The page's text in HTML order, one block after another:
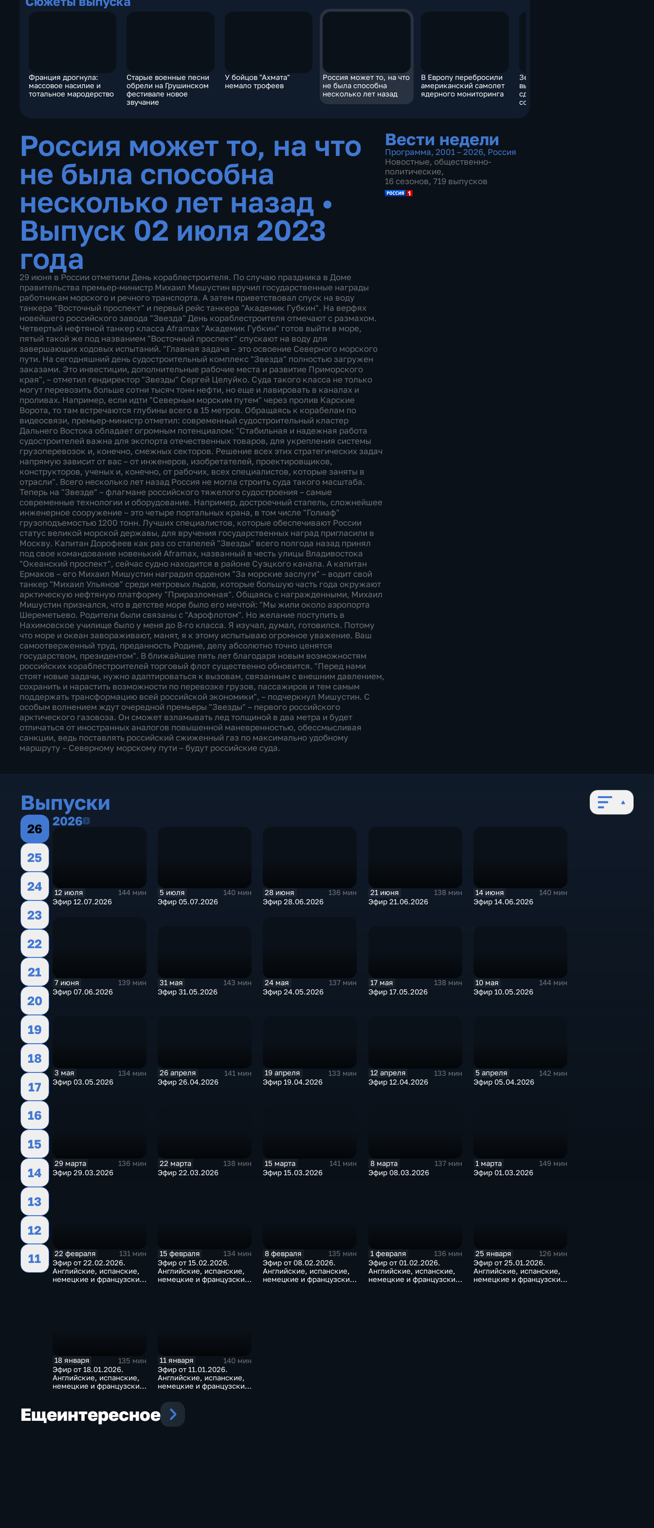
Франция дрогнула:
массовое насилие и
тотальное мародерство
Старые военные песни
обрели на Грушинском
фестивале новое
звучание
У бойцов "Ахмата"
немало трофеев
Россия может то, на что
не была способна
несколько лет назад
В Европу перебросили
американский самолет
ядерного мониторинга
Зеленский
выпрыгивает из штанов,
сдавая самое
сокровенное
Россия может то, на что
не была способна
несколько лет назад •
Выпуск 02 июля 2023
года
29 июня в России отметили День кораблестроителя. По случаю праздника в Доме
правительства премьер-министр Михаил Мишустин вручил государственные награды
работникам морского и речного транспорта. А затем приветствовал спуск на воду
танкера "Восточный проспект" и первый рейс танкера "Академик Губкин". На верфях
новейшего российского завода "Звезда" День кораблестроителя отмечают с размахом.
Четвертый нефтяной танкер класса Aframax "Академик Губкин" готов выйти в море,
пятый такой же под названием "Восточный проспект" спускают на воду для
завершающих ходовых испытаний. "Главная задача – это освоение Северного морского
пути. На сегодняшний день судостроительный комплекс "Звезда" полностью загружен
заказами. Это инвестиции, дополнительные рабочие места и развитие Приморского
края", – отметил гендиректор "Звезды" Сергей Целуйко. Суда такого класса не только
могут перевозить больше сотни тысяч тонн нефти, но еще и лавировать в каналах и
проливах. Например, если идти "Северным морским путем" через пролив Карские
Ворота, то там встречаются глубины всего в 15 метров. Обращаясь к корабелам по
видеосвязи, премьер-министр отметил: современный судостроительный кластер
Дальнего Востока обладает огромным потенциалом: "Стабильная и надежная работа
судостроителей важна для экспорта отечественных товаров, для укрепления системы
грузоперевозок и, конечно, смежных секторов. Решение всех этих стратегических задач
напрямую зависит от вас – от инженеров, изобретателей, проектировщиков,
конструкторов, ученых и, конечно, от рабочих, всех специалистов, которые заняты в
отрасли". Всего несколько лет назад Россия не могла строить суда такого масштаба.
Теперь на "Звезде" – флагмане российского тяжелого судостроения – самые
современные технологии и оборудование. Например, достроечный стапель, сложнейшее
инженерное сооружение – это четыре портальных крана, в том числе "Голиаф"
грузоподъемостью 1200 тонн. Лучших специалистов, которые обеспечивают России
статус великой морской державы, для вручения государственных наград пригласили в
Москву. Капитан Дорофеев как раз со стапелей "Звезды" всего полгода назад принял
под свое командование новенький Aframax, названный в честь улицы Владивостока
"Океанский проспект", сейчас судно находится в районе Суэцкого канала. А капитан
Ермаков – его Михаил Мишустин наградил орденом "За морские заслуги" – водит свой
танкер "Михаил Ульянов" среди метровых льдов, которые большую часть года окружают
арктическую нефтяную платформу "Приразломная". Общаясь с награжденными, Михаил
Мишустин признался, что в детстве море было его мечтой: "Мы жили около аэропорта
Шереметьево. Родители были связаны с "Аэрофлотом". Но желание поступить в
Нахимовское училище было у меня до 8-го класса. Я изучал, думал, готовился. Потому
что море и океан завораживают, манят, я к этому испытываю огромное уважение. Ваш
самоотверженный труд, преданность Родине, делу абсолютно точно ценятся
государством, президентом". В ближайшие пять лет благодаря новым возможностям
российских кораблестроителей торговый флот существенно обновится. "Перед нами
стоят новые задачи, нужно адаптироваться к вызовам, связанным с внешним давлением,
сохранить и нарастить возможности по перевозке грузов, пассажиров и тем самым
поддержать трансформацию всей российской экономики", – подчеркнул Мишустин. С
особым волнением ждут очередной премьеры "Звезды" – первого российского
арктического газовоза. Он сможет взламывать лед толщиной в два метра и будет
отличаться от иностранных аналогов повышенной маневренностью, обессмысливая
санкции, ведь поставлять российский сжиженный газ по максимально удобному
маршруту – Северному морскому пути – будут российские суда.
Вести недели
Программа, 2001 – 2026, Россия
Новостные, общественно-
политические,
16 сезонов, 719 выпусков
Выпуски
26
25
24
23
22
21
20
19
18
17
16
15
14
13
12
11
20262026
12 июля
144 мин
Эфир 12.07.2026
5 июля
140 мин
Эфир 05.07.2026
28 июня
136 мин
Эфир 28.06.2026
21 июня
138 мин
Эфир 21.06.2026
14 июня
140 мин
Эфир 14.06.2026
7 июня
139 мин
Эфир 07.06.2026
31 мая
143 мин
Эфир 31.05.2026
24 мая
137 мин
Эфир 24.05.2026
17 мая
138 мин
Эфир 17.05.2026
10 мая
144 мин
Эфир 10.05.2026
3 мая
134 мин
Эфир 03.05.2026
26 апреля
141 мин
Эфир 26.04.2026
19 апреля
133 мин
Эфир 19.04.2026
12 апреля
133 мин
Эфир 12.04.2026
5 апреля
142 мин
Эфир 05.04.2026
29 марта
136 мин
Эфир 29.03.2026
22 марта
138 мин
Эфир 22.03.2026
15 марта
141 мин
Эфир 15.03.2026
8 марта
137 мин
Эфир 08.03.2026
1 марта
149 мин
Эфир 01.03.2026
22 февраля
131 мин
Эфир от 22.02.2026.
Английские, испанские,
немецкие и французские
15 февраля
134 мин
Эфир от 15.02.2026.
Английские, испанские,
немецкие и французские
8 февраля
135 мин
Эфир от 08.02.2026.
Английские, испанские,
немецкие и французские
1 февраля
136 мин
Эфир от 01.02.2026.
Английские, испанские,
немецкие и французские
25 января
126 мин
Эфир от 25.01.2026.
Английские, испанские,
немецкие и французские
18 января
135 мин
Эфир от 18.01.2026.
Английские, испанские,
немецкие и французские
11 января
140 мин
Эфир от 11.01.2026.
Английские, испанские,
немецкие и французские
Ещеинтересное